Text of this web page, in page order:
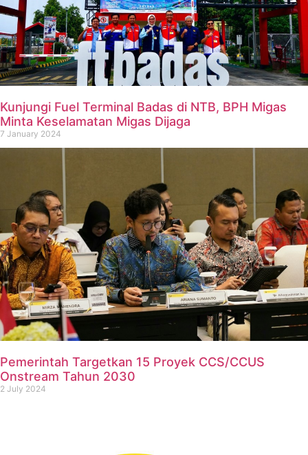
Kunjungi Fuel Terminal Badas di NTB, BPH Migas
Minta Keselamatan Migas Dijaga
7 January 2024
Pemerintah Targetkan 15 Proyek CCS/CCUS
Onstream Tahun 2030
2 July 2024